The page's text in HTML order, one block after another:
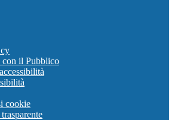
il Pubblico
cookie